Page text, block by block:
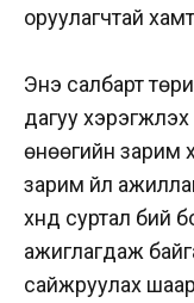
оруулагчтай
Энэ салбарт
дагуу
өнөөгийн зарим
зарим үйл
хүнд суртал бий
ажиглагдаж
сайжруулах